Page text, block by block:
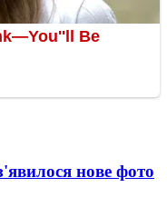
нове фото